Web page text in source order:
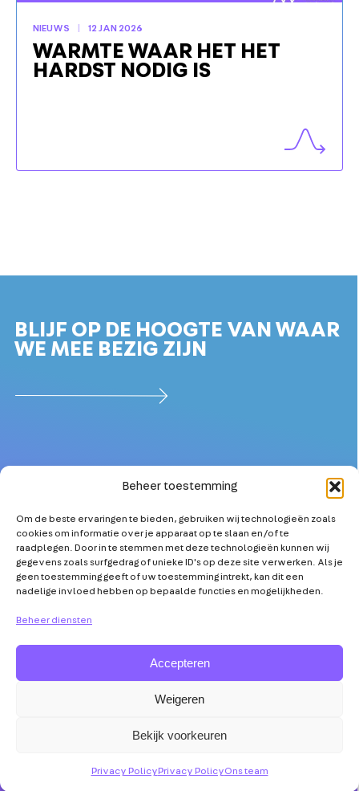
Beheer toestemming
Om de beste ervaringen te bieden, gebruiken wij technologieën zoals
cookies om informatie over je apparaat op te slaan en/of te
raadplegen. Door in te stemmen met deze technologieën kunnen wij
gegevens zoals surfgedrag of unieke ID's op deze site verwerken. Als je
geen toestemming geeft of uw toestemming intrekt, kan dit een
nadelige invloed hebben op bepaalde functies en mogelijkheden.
Beheer diensten
Accepteren
Weigeren
Bekijk voorkeuren
Privacy PolicyPrivacy PolicyOns team
NIEUWS 12 JAN 2026
WARMTE WAAR HET HET
HARDST NODIG IS
OVER
PARTNERS
NIEUWS
AGENDA
VRAAG & ANTWOORD
MEER TECHNICI
KETENSAMENWERKING
TECHNOLOGISCHE
INNOVATIE
BLIJF OP DE HOOGTE VAN WAAR
WE MEE BEZIG ZIJN